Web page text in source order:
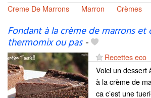
Creme De Marrons
Marron Crèmes
Fondant à la crème de marrons et
thermomix ou pas-
Recettes eco
Voici un dessert
à la crème de
ca c’est une